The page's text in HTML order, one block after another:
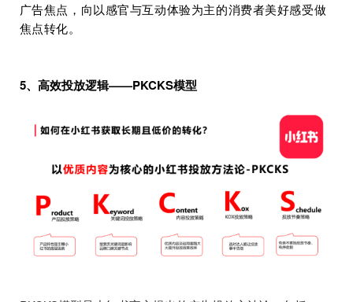
广告焦点，向以感官与互动体验为主的消费者美好感受做
焦点转化。
5、高效投放逻辑——PKCKS模型